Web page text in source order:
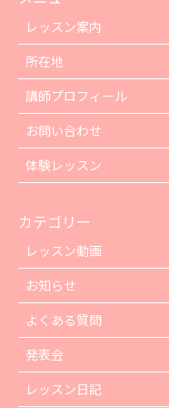
レッスン案内
所在地
講師プロフィール
お問い合わせ
体験レッスン
カテゴリー
レッスン動画
お知らせ
よくある質問
発表会
レッスン日記